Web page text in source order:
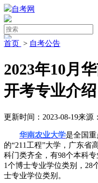
自考网
首页 > 自考公告
2023年10月
开考专业介绍
更新时间：2023-08-19来源：
华南农业大学是全国
的“211工程”大学，广东省
科门类齐全，有98个本科
1个博士专业学位类别，28
士专业学位类别。